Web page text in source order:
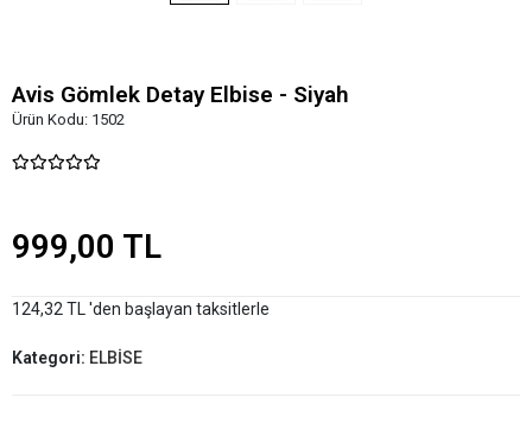
Avis Gömlek Detay Elbise - Siyah
Ürün Kodu: 1502
999,00 TL
124,32 TL 'den başlayan taksitlerle
Kategori: ELBİSE